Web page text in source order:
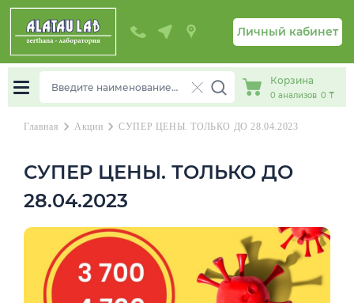
Личный кабинет
Корзина
0 анализов 0 ₸
Главная chevron_rightАкции chevron_rightСУПЕР ЦЕНЫ. ТОЛЬКО ДО 28.04.2023
СУПЕР ЦЕНЫ. ТОЛЬКО ДО
28.04.2023